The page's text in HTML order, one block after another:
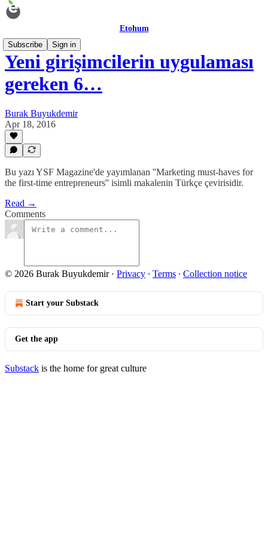
Etohum
Subscribe
Sign in
Yeni girişimcilerin uygulaması
gereken 6…
Burak Buyukdemir
Apr 18, 2016
Bu yazı YSF Magazine'de yayımlanan ''Marketing must-haves for
the first-time entrepreneurs'' isimli makalenin Türkçe çevirisidir.
Read →
Comments
© 2026 Burak Buyukdemir· Privacy ∙ Terms ∙ Collection notice
Start your Substack
Get the app
Substack is the home for great culture